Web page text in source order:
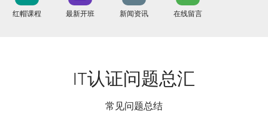
红帽课程 最新开班 新闻资讯 在线留言
IT认证问题总汇
常见问题总结